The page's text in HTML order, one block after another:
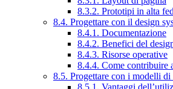
8.3.2. Prototipi in alta
8.4. Progettare con il design
8.4.1. Documentazione
8.4.2. Benefici del
8.4.3. Risorse operative
8.4.4. Come contribuire
8.5. Progettare con i modelli di
8.5.1. Vantaggi